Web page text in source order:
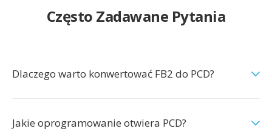
Często Zadawane Pytania
Dlaczego warto konwertować FB2 do PCD?
Jakie oprogramowanie otwiera PCD?